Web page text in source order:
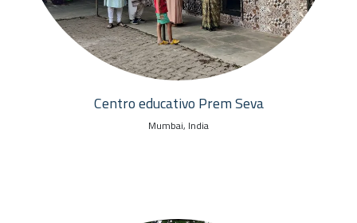
Centro educativo Prem Seva
Mumbai, India